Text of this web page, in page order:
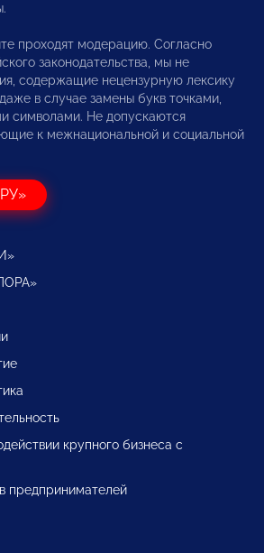
проходят модерацию. Согласно
законодательства, мы не
содержащие нецензурную лексику
в случае замены букв точками,
символами. Не допускаются
к межнациональной и социальной
крупного бизнеса с
предпринимателей